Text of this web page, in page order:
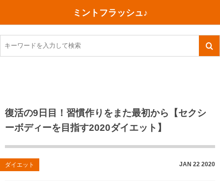
ミントフラッシュ♪
復活の9日目！習慣作りをまた最初から【セクシ
ーボディーを目指す2020ダイエット】
ダイエット JAN 22 2020
TOEIC感想・結果
TOEIC800点への道
TOEIC（作戦・ノウハウなど）
TOEIC700点への道
今日買った本
ご朱印帳めぐり
川越（埼玉県）
沖縄
神戸
ファスティング
コスメ
ダイエット
健康あれこれ
食べ物
今日の一枚
月、星、宇宙